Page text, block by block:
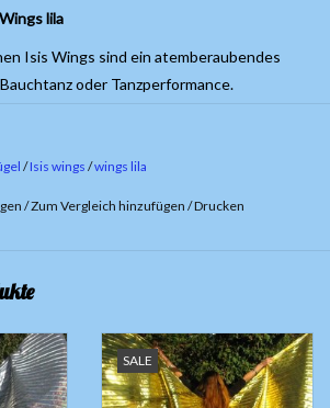
lila
Isis Wings sind ein atemberaubendes
oder Tanzperformance.
auf der Bühne. Die Isis Flügel sind ca.
/Isis wings /wings lila
/Zum Vergleich hinzufügen /Drucken
SALE